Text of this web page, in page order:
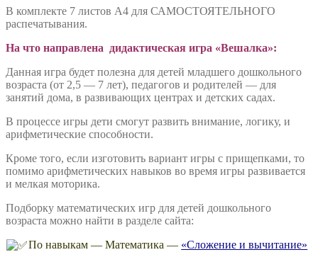
сложение
чисел
сложи
развесь»
В комплекте 7 листов А4 для САМОСТОЯТЕЛЬНОГО
распечатывания.
На что направлена дидактическая игра «Вешалка»:
Данная игра будет полезна для детей младшего дошкольного
возраста (от 2,5 — 7 лет), педагогов и родителей — для
занятий дома, в развивающих центрах и детских садах.
В процессе игры дети смогут развить внимание, логику, и
арифметические способности.
Кроме того, если изготовить вариант игры с прищепками, то
помимо арифметических навыков во время игры развивается
и мелкая моторика.
Подборку математических игр для детей дошкольного
возраста можно найти в разделе сайта:
По навыкам — Математика — «Сложение и вычитание»